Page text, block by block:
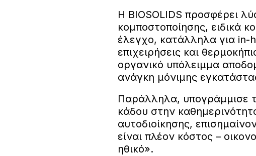
Η BIOSOLIDS προσφέρει
κομποστοποίησης, ειδικά
έλεγχο, κατάλληλα για in-
επιχειρήσεις και
οργανικό υπόλειμμα
ανάγκη μόνιμης
Παράλληλα, υπογράμμισε
κάδου στην
αυτοδιοίκησης,
είναι πλέον κόστος –
ηθικό».